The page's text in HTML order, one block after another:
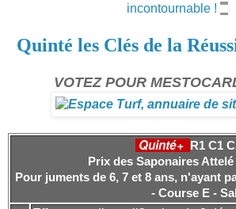
incontournable !
Quinté les Clés de la
VOTEZ POUR
Quinté+ R1 C1
Prix des Saponaires Attelé
Pour juments de 6, 7 et 8 ans, n'ayant
- Course E -